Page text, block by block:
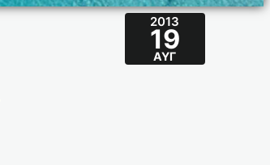
2013
19
ΑΥΓ